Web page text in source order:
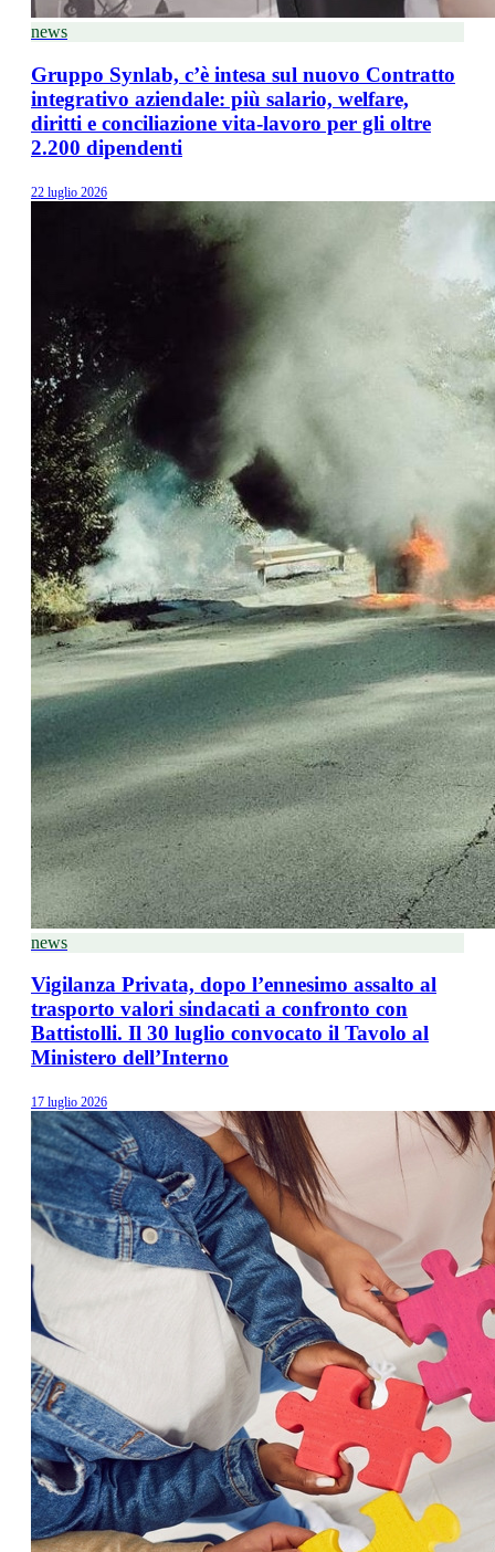
news
Gruppo Synlab, c’è intesa sul nuovo Contratto
integrativo aziendale: più salario, welfare,
diritti e conciliazione vita-lavoro per gli oltre
2.200 dipendenti
22 luglio 2026
news
Vigilanza Privata, dopo l’ennesimo assalto al
trasporto valori sindacati a confronto con
Battistolli. Il 30 luglio convocato il Tavolo al
Ministero dell’Interno
17 luglio 2026